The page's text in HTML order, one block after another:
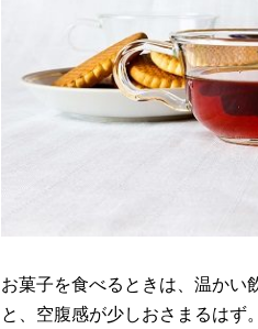
お菓子を食べるときは、温かい
と、空腹感が少しおさまるはず